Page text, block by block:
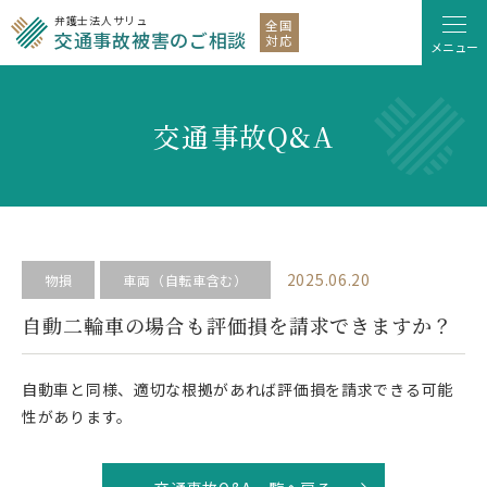
弁護士法人サリュ
交通事故被害のご相談
全国
対応
メニュー
交通事故Q&A
物損 車両（自転車含む） 2025.06.20
自動二輪車の場合も評価損を請求できますか？
自動車と同様、適切な根拠があれば評価損を請求できる可能
性があります。